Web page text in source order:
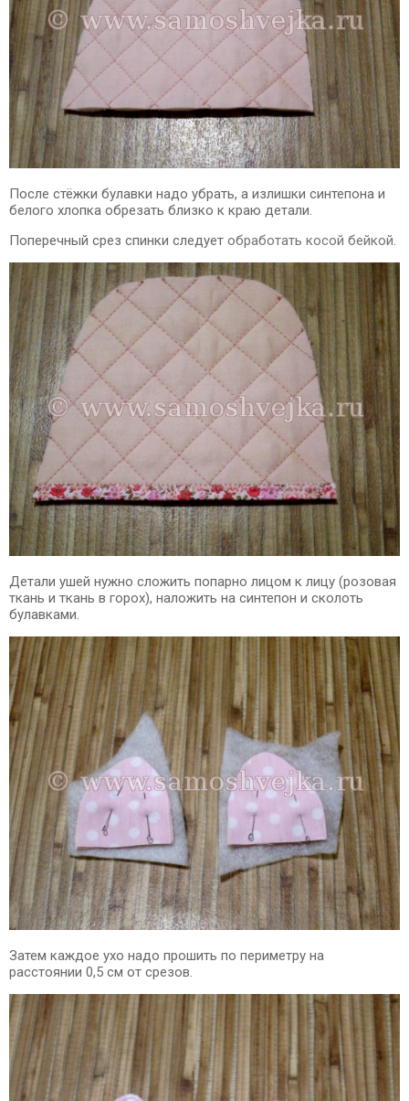
После стёжки булавки надо убрать, а излишки синтепона и
белого хлопка обрезать близко к краю детали.
Поперечный срез спинки следует обработать косой бейкой.
Детали ушей нужно сложить попарно лицом к лицу (розовая
ткань и ткань в горох), наложить на синтепон и сколоть
булавками.
Затем каждое ухо надо прошить по периметру на
расстоянии 0,5 см от срезов.